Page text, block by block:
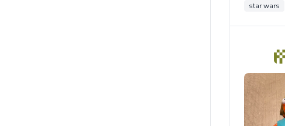
star wars